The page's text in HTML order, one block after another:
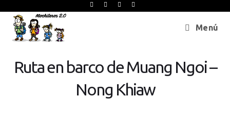
Menú
Ruta en barco de Muang Ngoi –
Nong Khiaw